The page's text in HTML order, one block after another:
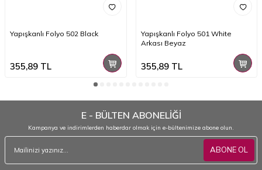
Yapışkanlı Folyo 502 Black
355,89 TL
Yapışkanlı Folyo 501 White
Arkası Beyaz
355,89TL
E - BÜLTEN ABONELİĞİ
Kampanya ve indirimlerden haberdar olmak için e-bültenimize abone olun.
ABONE OL